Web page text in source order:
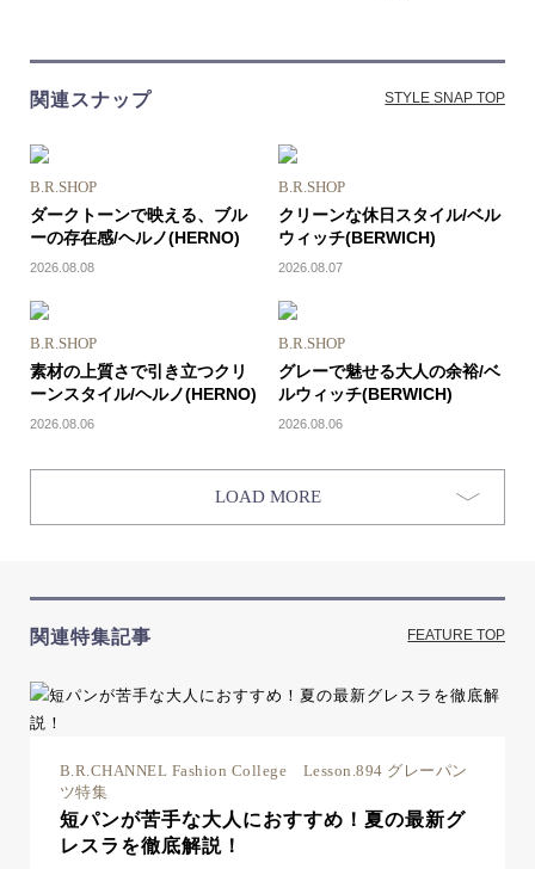
関連スナップ STYLE SNAP TOP
B.R.SHOP
ダークトーンで映える、ブル
ーの存在感/ヘルノ(HERNO)
2026.08.08
B.R.SHOP
クリーンな休日スタイル/ベル
ウィッチ(BERWICH)
2026.08.07
B.R.SHOP
素材の上質さで引き立つクリ
ーンスタイル/ヘルノ(HERNO)
2026.08.06
B.R.SHOP
グレーで魅せる大人の余裕/ベ
ルウィッチ(BERWICH)
2026.08.06
LOAD MORE
関連特集記事 FEATURE TOP
B.R.CHANNEL Fashion College Lesson.894 グレーパン
ツ特集
短パンが苦手な大人におすすめ！夏の最新グ
レスラを徹底解説！